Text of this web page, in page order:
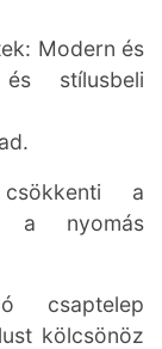
Modern és
stílusbeli
a
a nyomás
csaptelep
kölcsönöz